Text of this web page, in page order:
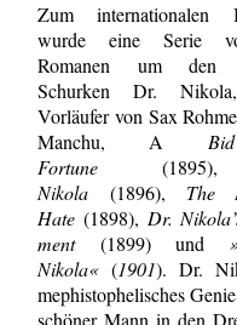
Zum internationalen
wurde eine Serie
Romanen um den
Schurken Dr.
Vorläufer von Sax
Manchu, A
Fortune
Nikola (1896), The
Hate(1898), Dr.
ment (1899) und
Nikola«(1901). Dr.
mephistophelisches
schöner Mann in den